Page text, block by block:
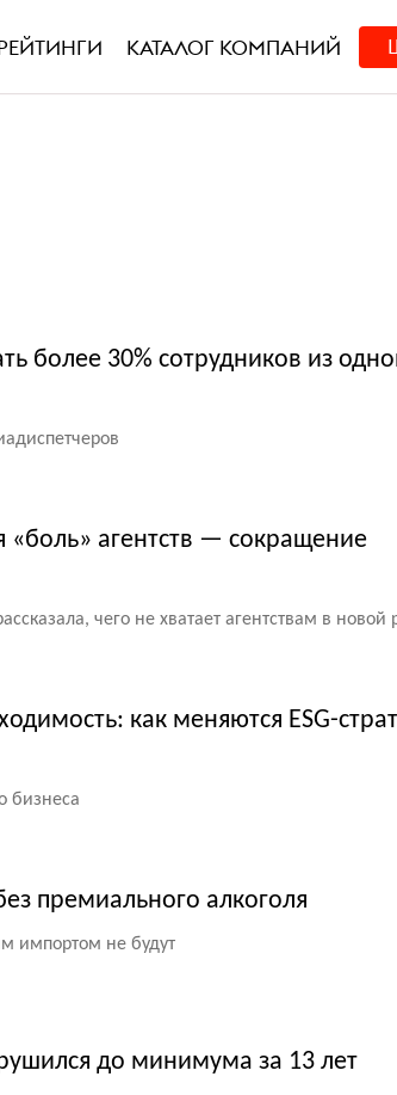
КАТАЛОГ КОМПАНИЙ
более 30% сотрудников из
«боль» агентств — сокращение
чего не хватает агентствам в новой
как меняются ESG-
бизнеса
премиального алкоголя
импортом не будут
до минимума за 13 лет